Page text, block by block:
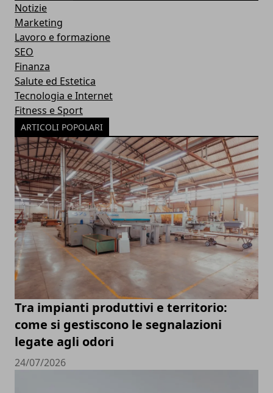
Notizie
Marketing
Lavoro e formazione
SEO
Finanza
Salute ed Estetica
Tecnologia e Internet
Fitness e Sport
ARTICOLI POPOLARI
Tra impianti produttivi e territorio:
come si gestiscono le segnalazioni
legate agli odori
24/07/2026